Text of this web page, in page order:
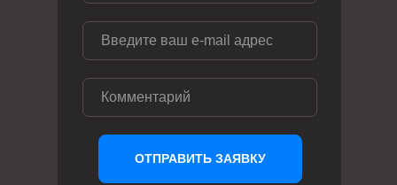
ОТПРАВИТЬ ЗАЯВКУ